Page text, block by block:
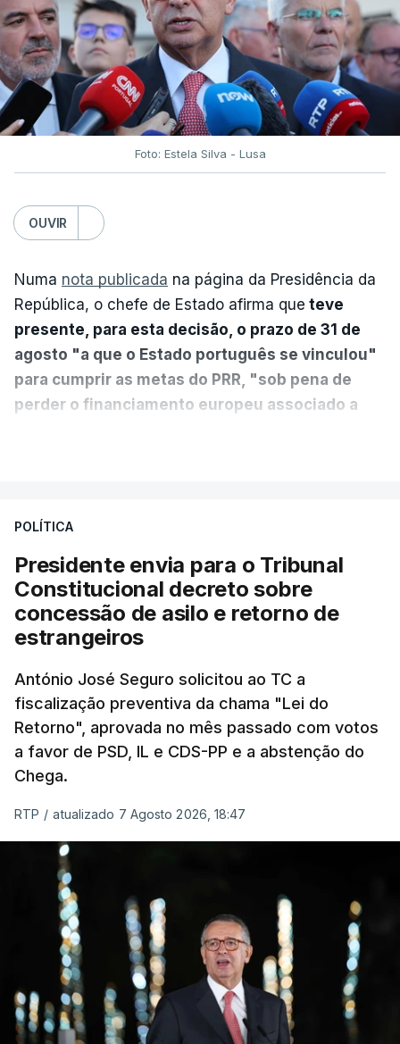
Foto: Estela Silva - Lusa
OUVIR
Numa nota publicada na página da Presidência da
República, o chefe de Estado afirma que teve
presente, para esta decisão, o prazo de 31 de
agosto "a que o Estado português se vinculou"
para cumprir as metas do PRR, "sob pena de
perder o financiamento europeu associado a
sistema mais simples, mais justo e transparente".
"Sempre que seja possível reduzir burocracias,
eliminar sobreposições e garantir que os apoios
chegam a quem mais necessita, estaremos a dar
um passo na direção certa", argumenta o
Presidente da República.
Assegurar que "ninguém é
prejudicado"
O Preisdente deixa, no entanto, deixa alguns
avisos:uma reforma desta dimensão "deve ter
como primeiro critério a proteção das pessoas"
e "nenhum processo de simplificação pode
traduzir-se numa diminuição da proteção
social".
António José Seguro vinca que se
deverá
POLÍTICA
Presidente envia para o Tribunal
Constitucional decreto sobre
concessão de asilo e retorno de
estrangeiros
António José Seguro solicitou ao TC a
fiscalização preventiva da chama "Lei do
Retorno", aprovada no mês passado com votos
a favor de PSD, IL e CDS-PP e a abstenção do
Chega.
RTP / atualizado 7 Agosto 2026, 18:47